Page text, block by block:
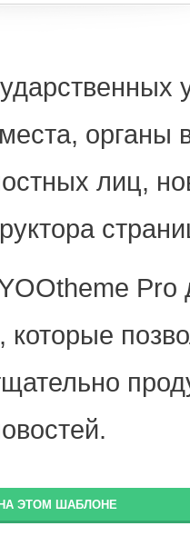
органы
лиц,
которые
ЭТОМ ШАБЛОНЕ